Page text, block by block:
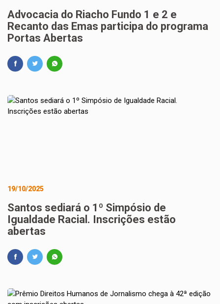
Advocacia do Riacho Fundo 1 e 2 e
Recanto das Emas participa do programa
Portas Abertas
19/10/2025
Santos sediará o 1º Simpósio de
Igualdade Racial. Inscrições estão
abertas